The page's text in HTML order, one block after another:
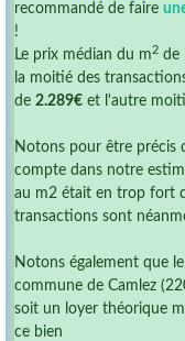
recommandé de faire
!
Le prix médian du m 2 de
la moitié des
de 2.289€ et l'autre
Notons pour être précis
compte dans notre
au m2 était en trop fort
transactions sont
Notons également que
commune de Camlez
soit un loyer théorique
ce bien